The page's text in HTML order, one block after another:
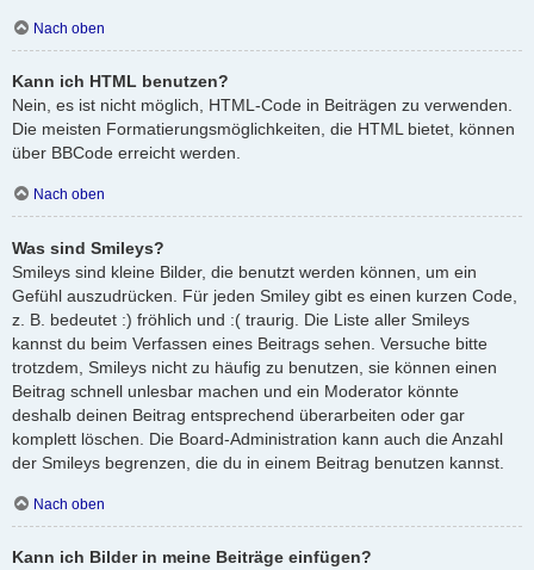
Nach oben
Kann ich HTML benutzen?
Nein, es ist nicht möglich, HTML-Code in Beiträgen zu verwenden.
Die meisten Formatierungsmöglichkeiten, die HTML bietet, können
über BBCode erreicht werden.
Nach oben
Was sind Smileys?
Smileys sind kleine Bilder, die benutzt werden können, um ein
Gefühl auszudrücken. Für jeden Smiley gibt es einen kurzen Code,
z. B. bedeutet :) fröhlich und :( traurig. Die Liste aller Smileys
kannst du beim Verfassen eines Beitrags sehen. Versuche bitte
trotzdem, Smileys nicht zu häufig zu benutzen, sie können einen
Beitrag schnell unlesbar machen und ein Moderator könnte
deshalb deinen Beitrag entsprechend überarbeiten oder gar
komplett löschen. Die Board-Administration kann auch die Anzahl
der Smileys begrenzen, die du in einem Beitrag benutzen kannst.
Nach oben
Kann ich Bilder in meine Beiträge einfügen?